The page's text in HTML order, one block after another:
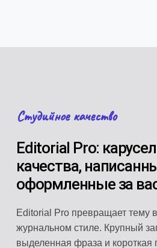
Студийное качество
Editorial Pro:
качества,
оформленные за
Editorial Pro превращает тему
журнальном стиле. Крупный
выделенная фраза и короткая